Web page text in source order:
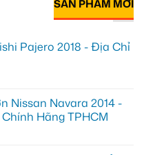
SẢN PHẨM MỚI
Pajero 2018 - Địa Chỉ
Nissan Navara 2014 -
Hãng TPHCM